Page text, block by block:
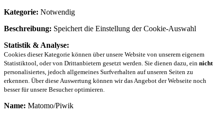
Kategorie: Notwendig
Beschreibung: Speichert die Einstellung der Cookie-Auswahl
Statistik & Analyse:
Cookies dieser Kategorie können über unsere Website von unserem eigenem
Statistiktool, oder von Drittanbietern gesetzt werden. Sie dienen dazu, ein nicht
personalisiertes, jedoch allgemeines Surfverhalten auf unseren Seiten zu
erkennen. Über diese Auswertung können wir das Angebot der Webseite noch
besser für unsere Besucher optimieren.
Name: Matomo/Piwik